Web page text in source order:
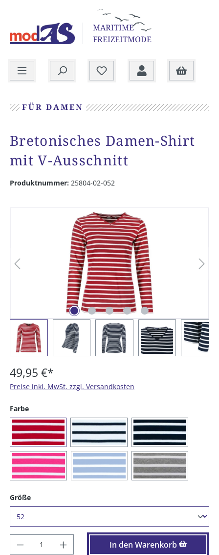
MARITIME
FREIZEITMODE
FÜR DAMEN
Bretonisches Damen-Shirt
mit V-Ausschnitt
Produktnummer: 25804-02-052
Bildergalerie überspringen
49,95 €*
Preise inkl. MwSt. zzgl. Versandkosten
Farbeauswählen
(02) rot / weiß (04) weiß / blau (05) blau / weiß
(26) magnolia / weiß(73) royal / weiß
(Diese Option ist zurzeit nicht verfügbar.)
(91) grau-
Größeauswählen
Produkt Anzahl: Gib den gewünschten
In den Warenkorb